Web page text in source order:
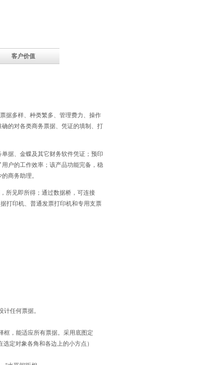
客户价值
据多样、种类繁多、管理费力、操作
的对各类商务票据、凭证的填制、打
据、金蝶及其它财务软件凭证；预印
户的工作效率；该产品功能完备，稳
商务助理。
所见即所得；通过数据桥，可连接
打印机、普通发票打印机和专用支票
任何票据。
，能适应所有票据。采用底图定
对象各角和各边上的小方点）